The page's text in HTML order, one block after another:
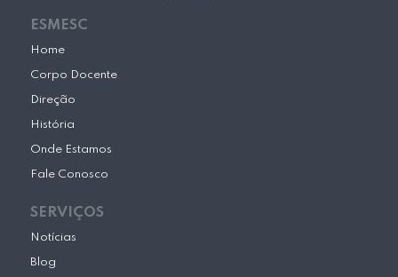
ESMESC
Home
Corpo Docente
Direção
História
Onde Estamos
Fale Conosco
SERVIÇOS
Notícias
Blog